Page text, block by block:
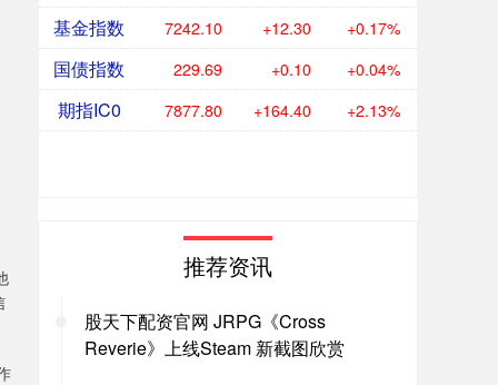
基金指数 7242.10 +12.30 +0.17%
国债指数 229.69 +0.10 +0.04%
期指IC0 7877.80 +164.40 +2.13%
推荐资讯
股天下配资官网 JRPG《Cross
Reverie》上线Steam 新截图欣赏